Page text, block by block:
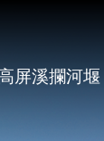
屏溪攔河堰